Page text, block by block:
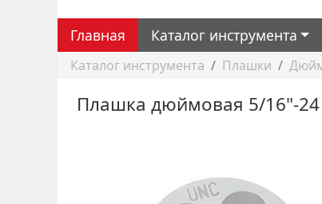
Главная
Каталог инструмента
Каталог инструмента Плашки
Плашка дюймовая 5/16"-24